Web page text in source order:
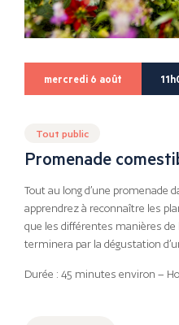
mercredi 6 août
Tout public
Promenade
Tout au long d’une promenade
apprendrez à reconnaître les
que les différentes manières de
terminera par la dégustation
Durée : 45 minutes environ –